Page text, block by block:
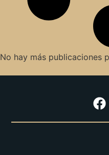
No hay más publicaciones